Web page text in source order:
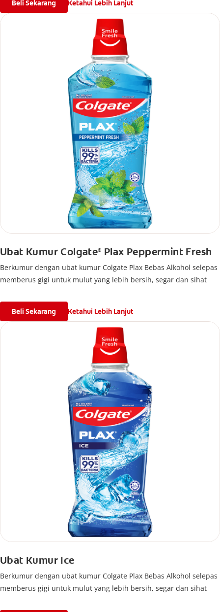
Beli Sekarang Ketahui Lebih Lanjut
Ubat Kumur Colgate®Plax Peppermint Fresh
Berkumur dengan ubat kumur Colgate Plax Bebas Alkohol selepas
memberus gigi untuk mulut yang lebih bersih, segar dan sihat
Beli Sekarang Ketahui Lebih Lanjut
Ubat Kumur Ice
Berkumur dengan ubat kumur Colgate Plax Bebas Alkohol selepas
memberus gigi untuk mulut yang lebih bersih, segar dan sihat